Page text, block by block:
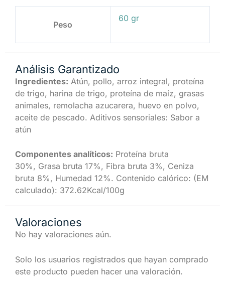
Peso
60 gr
Análisis Garantizado
Ingredientes: Atún, pollo, arroz integral, proteína
de trigo, harina de trigo, proteína de maíz, grasas
animales, remolacha azucarera, huevo en polvo,
aceite de pescado. Aditivos sensoriales: Sabor a
atún
Componentes analíticos: Proteína bruta
30%, Grasa bruta 17%, Fibra bruta 3%, Ceniza
bruta 8%, Humedad 12%. Contenido calórico: (EM
calculado): 372.62Kcal/100g
Valoraciones
No hay valoraciones aún.
Solo los usuarios registrados que hayan comprado
este producto pueden hacer una valoración.